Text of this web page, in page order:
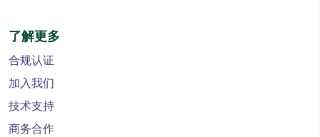
了解更多
合规认证
加入我们
技术支持
商务合作